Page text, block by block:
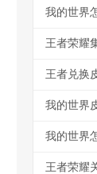
我的世界